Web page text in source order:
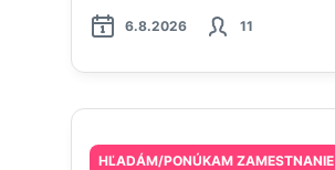
6.8.2026 11
HĽADÁM/PONÚKAM ZAMESTNANIE